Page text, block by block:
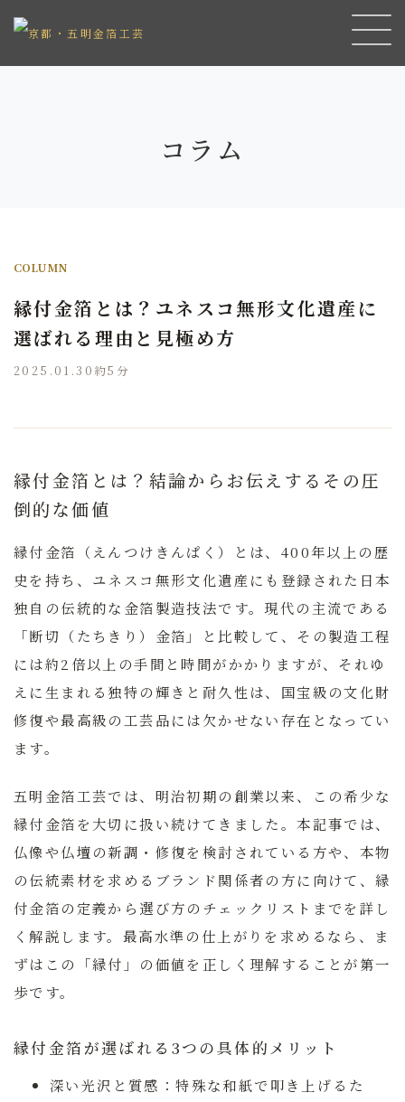
コラム
COLUMN
縁付金箔とは？ユネスコ無形文化遺産に
選ばれる理由と見極め方
2025.01.30 約5分
縁付金箔とは？結論からお伝えするその圧
倒的な価値
縁付金箔（えんつけきんぱく）とは、400年以上の歴
史を持ち、ユネスコ無形文化遺産にも登録された日本
独自の伝統的な金箔製造技法です。現代の主流である
「断切（たちきり）金箔」と比較して、その製造工程
には約2倍以上の手間と時間がかかりますが、それゆ
えに生まれる独特の輝きと耐久性は、国宝級の文化財
修復や最高級の工芸品には欠かせない存在となってい
ます。
五明金箔工芸では、明治初期の創業以来、この希少な
縁付金箔を大切に扱い続けてきました。本記事では、
仏像や仏壇の新調・修復を検討されている方や、本物
の伝統素材を求めるブランド関係者の方に向けて、縁
付金箔の定義から選び方のチェックリストまでを詳し
く解説します。最高水準の仕上がりを求めるなら、ま
ずはこの「縁付」の価値を正しく理解することが第一
歩です。
縁付金箔が選ばれる3つの具体的メリット
深い光沢と質感：特殊な和紙で叩き上げるた